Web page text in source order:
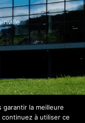
la meilleure
à utiliser ce